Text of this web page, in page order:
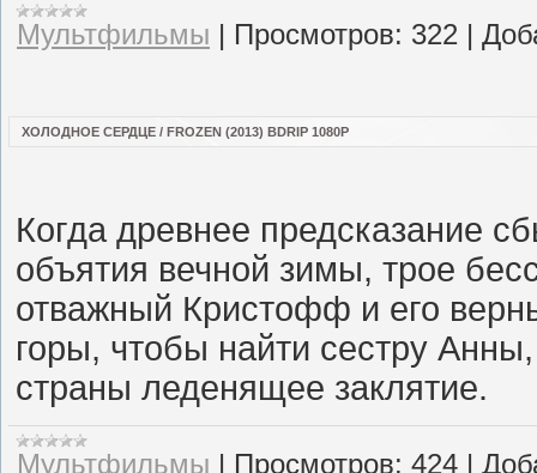
Мультфильмы | Просмотров: 322 |
ХОЛОДНОЕ СЕРДЦЕ / FROZEN (2013) BDRIP 1080P
Когда древнее предсказание
объятия вечной зимы, трое
отважный Кристофф и его
горы, чтобы найти сестру
страны леденящее заклятие.
Мультфильмы | Просмотров: 424 |